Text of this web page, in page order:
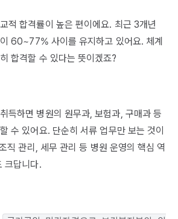
적 합격률이 높은 편이에요. 최근 3개년
60~77% 사이를 유지하고 있어요. 체계
합격할 수 있다는 뜻이겠죠?
득하면 병원의 원무과, 보험과, 구매과 등
수 있어요. 단순히 서류 업무만 보는 것이
직 관리, 세무 관리 등 병원 운영의 핵심 역
크답니다.